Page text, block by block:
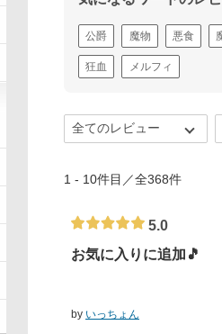
公爵 魔物 悪食
狂血 メルフィ
1 - 10件目／全368件
5.0
お気に入りに追加🎵
by いっちょん